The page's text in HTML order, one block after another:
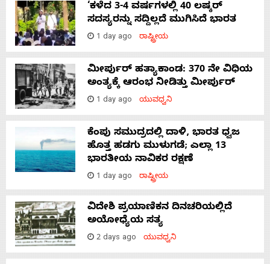
‘ಕಳೆದ 3-4 ವರ್ಷಗಳಲ್ಲಿ 40 ಲಷ್ಕರ್
ಸದಸ್ಯರನ್ನು ಸದ್ದಿಲ್ಲದೆ ಮುಗಿಸಿದೆ ಭಾರತ
1 day ago ರಾಷ್ಟ್ರೀಯ
ಮೀರ್ಪುರ್ ಹತ್ಯಾಕಾಂಡ: 370 ನೇ ವಿಧಿಯ
ಅಂತ್ಯಕ್ಕೆ ಆರಂಭ ನೀಡಿತ್ತು ಮೀರ್ಪುರ್
1 day ago ಯುವಧ್ವನಿ
ಕೆಂಪು ಸಮುದ್ರದಲ್ಲಿ ದಾಳಿ, ಭಾರತ ಧ್ವಜ
ಹೊತ್ತ ಹಡಗು ಮುಳುಗಡೆ; ಎಲ್ಲಾ 13
ಭಾರತೀಯ ನಾವಿಕರ ರಕ್ಷಣೆ
1 day ago ರಾಷ್ಟ್ರೀಯ
ವಿದೇಶಿ ಪ್ರಯಾಣಿಕನ ದಿನಚರಿಯಲ್ಲಿದೆ
ಅಯೋಧ್ಯೆಯ ಸತ್ಯ
2 days ago ಯುವಧ್ವನಿ